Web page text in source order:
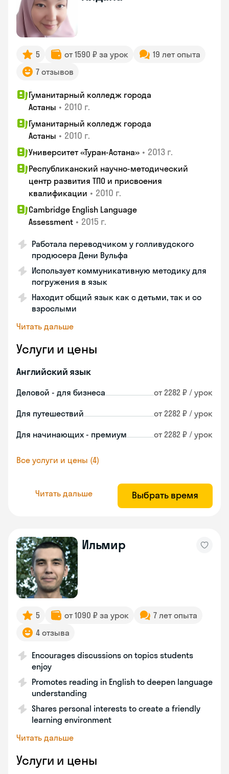
5 от 1590 ₽ за урок
19 лет опыта
7 отзывов
Гуманитарный колледж города
Астаны • 2010 г.
Гуманитарный колледж города
Астаны • 2010 г.
Университет «Туран-Астана» • 2013 г.
Республиканский научно-методический
центр развития ТПО и присвоения
квалификации • 2010 г.
Cambridge English Language
Assessment • 2015 г.
Работала переводчиком у голливудского
продюсера Дени Вульфа
Использует коммуникативную методику для
погружения в язык
Находит общий язык как с детьми, так и со
взрослыми
Читать дальше
Услуги и цены
Английский язык
Деловой - для бизнеса от 2282 ₽ / урок
Для путешествий от 2282 ₽ / урок
Для начинающих - премиум от 2282 ₽ / урок
Все услуги и цены (4)
Читать дальше Выбрать время
Ильмир
5 от 1090 ₽ за урок
7 лет опыта
4 отзыва
Encourages discussions on topics students
enjoy
Promotes reading in English to deepen language
understanding
Shares personal interests to create a friendly
learning environment
Читать дальше
Услуги и цены